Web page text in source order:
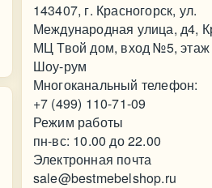
143407, г. Красногорск, ул.
Международная улица, д4,
МЦ Твой дом, вход №5, этаж
Шоу-рум
Многоканальный телефон:
+7 (499) 110-71-09
Режим работы
пн-вс: 10.00 до 22.00
Электронная почта
sale@bestmebelshop.ru